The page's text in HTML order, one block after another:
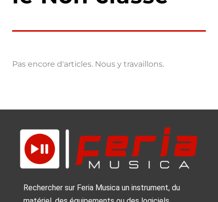
Pas encore d'articles. Nous y travaillons.
Rechercher sur Feria Musica un instrument, du